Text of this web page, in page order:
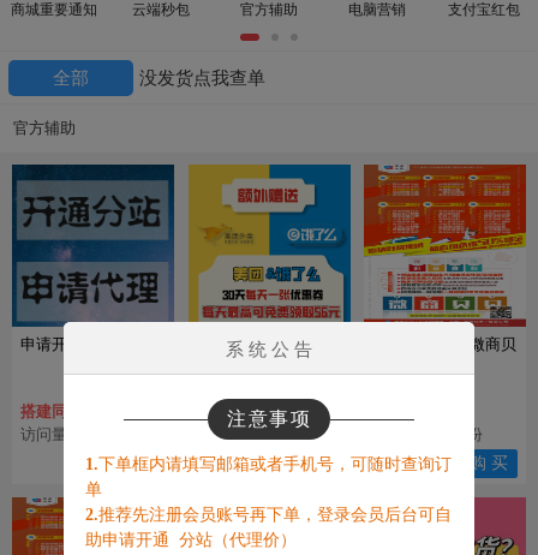
商城重要通知 云端秒包 官方辅助 电脑营销 支付宝红包
全部 没发货点我查单
官方辅助
申请开通代理
搭建同款商城
访问量：684563人
查 看
美团饿了么外卖优惠
每天都能免费领
访问量：103450人
查 看
新版贝贝年卡(微商贝
已销售：2870份
购 买
系 统 公 告
注意事项
1.下单框内请填写邮箱或者手机号，可随时查询订
单
2.推荐先注册会员账号再下单，登录会员后台可自
助申请开通 分站（代理价）